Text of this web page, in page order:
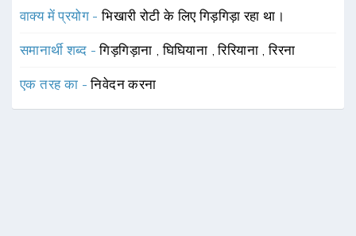
वाक्य में प्रयोग -भिखारी रोटी के लिए गिड़गिड़ा रहा था।
समानार्थी शब्द -गिड़गिड़ाना ,घिघियाना ,रिरियाना ,रिरना
एक तरह का -निवेदन करना